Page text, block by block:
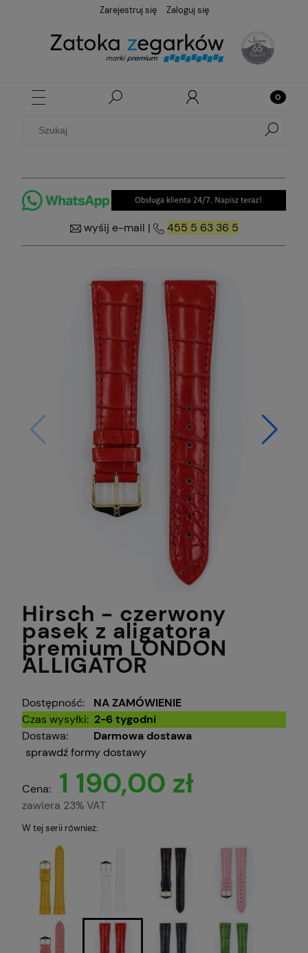
Zarejestruj się Zaloguj się
wyśij e-mail | 455 5 63 36 5
Hirsch - czerwony
pasek z aligatora
premium LONDON
ALLIGATOR
Dostępność:
NA ZAMÓWIENIE
Czas wysyłki: 2-6 tygodni
Dostawa:
Darmowa dostawa
sprawdź formy dostawy
Cena: 1 190,00 zł
zawiera 23% VAT
W tej serii również: